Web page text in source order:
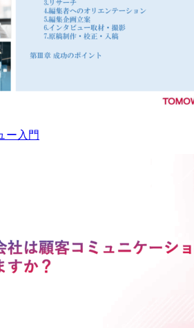
ー入門